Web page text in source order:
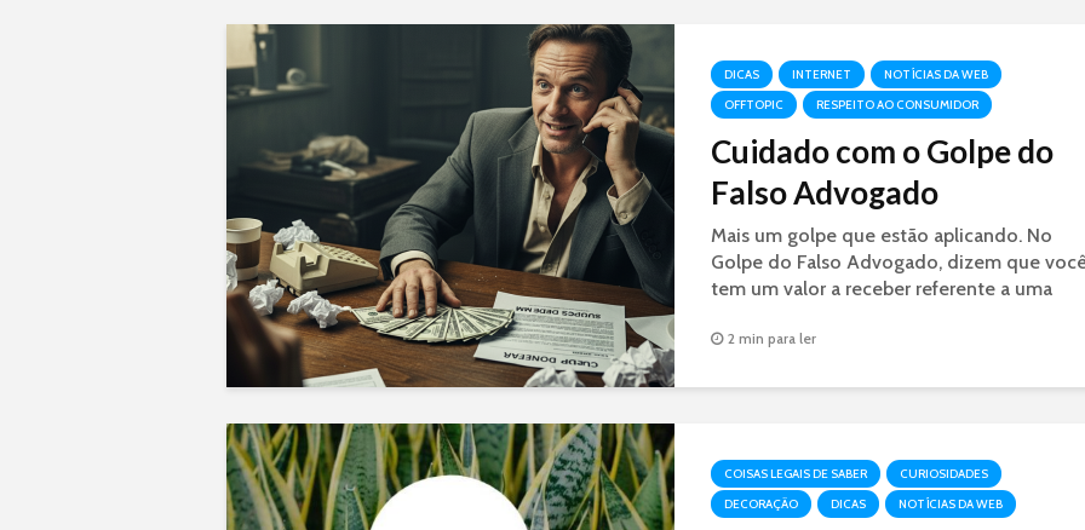
DICAS INTERNET
NOTÍCIAS DA WEB
OFFTOPIC
RESPEITO AO CONSUMIDOR
Cuidado com o Golpe do
Falso Advogado
Mais um golpe que estão aplicando. No
Golpe do Falso Advogado, dizem que
tem um valor a receber referente a uma
2 min para ler
COISAS LEGAIS DE SABER
CURIOSIDADES
DECORAÇÃO
DICAS NOTÍCIAS DA WEB